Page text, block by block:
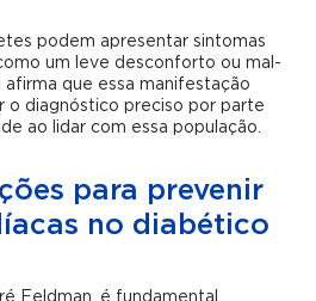
podem apresentar sintomas
um leve desconforto ou mal-
afirma que essa manifestação
o diagnóstico preciso por parte
ao lidar com essa população.
para prevenir
no diabético
Feldman, é fundamental